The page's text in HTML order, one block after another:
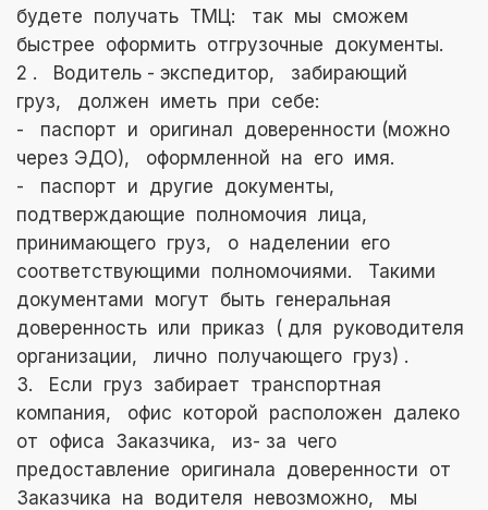
будете получать ТМЦ: так мы сможем
быстрее оформить отгрузочные документы.
2 . Водитель - экспедитор, забирающий
груз, должен иметь при себе:
- паспорт и оригинал доверенности (можно
через ЭДО), оформленной на его имя.
- паспорт и другие документы,
подтверждающие полномочия лица,
принимающего груз, о наделении его
соответствующими полномочиями. Такими
документами могут быть генеральная
доверенность или приказ ( для руководителя
организации, лично получающего груз) .
3. Если груз забирает транспортная
компания, офис которой расположен далеко
от офиса Заказчика, из- за чего
предоставление оригинала доверенности от
Заказчика на водителя невозможно, мы